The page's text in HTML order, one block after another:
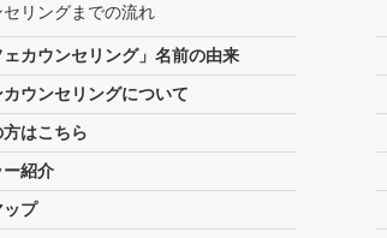
リングまでの流れ
ェカウンセリング」名前の由来
ウンセリングについて
方はこちら
ー紹介
ップ